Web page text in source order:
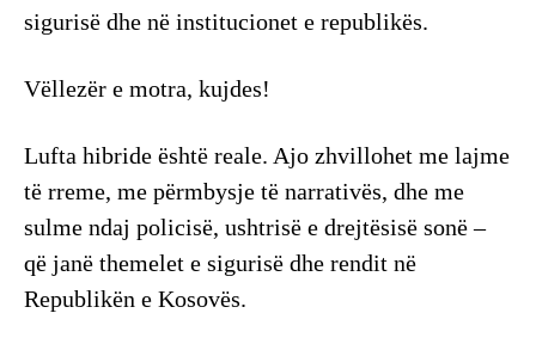
sigurisë dhe në institucionet e republikës.
Vëllezër e motra, kujdes!
Lufta hibride është reale. Ajo zhvillohet me lajme
të rreme, me përmbysje të narrativës, dhe me
sulme ndaj policisë, ushtrisë e drejtësisë sonë –
që janë themelet e sigurisë dhe rendit në
Republikën e Kosovës.